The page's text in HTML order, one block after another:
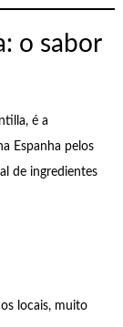
o sabor
é a
Espanha pelos
de ingredientes
locais, muito